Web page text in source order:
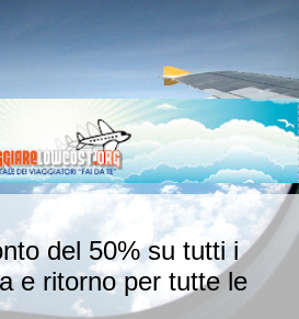
del 50% su tutti i
e ritorno per tutte le